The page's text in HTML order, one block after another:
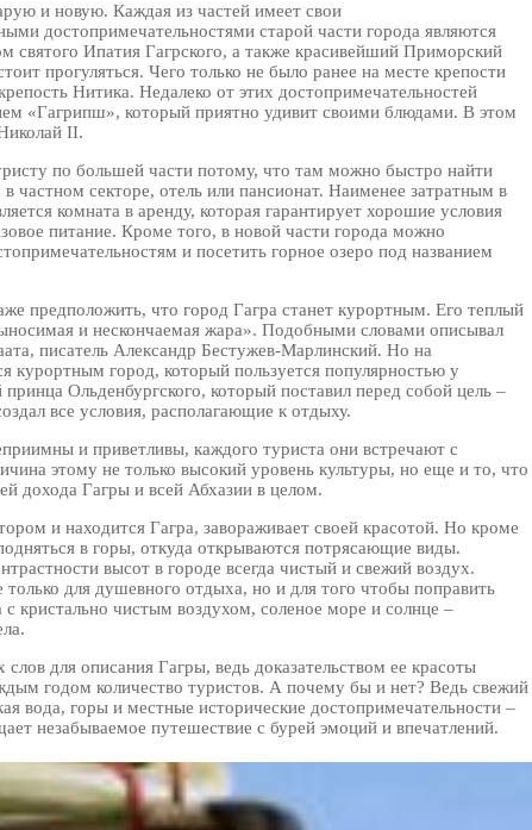
и новую. Каждая из частей имеет свои
достопримечательностями старой части города являются
святого Ипатия Гагрского, а также красивейший Приморский
прогуляться. Чего только не было ранее на месте крепости
Нитика. Недалеко от этих достопримечательностей
«Гагрипш», который приятно удивит своими блюдами. В этом
II.
по большей части потому, что там можно быстро найти
частном секторе, отель или пансионат. Наименее затратным в
комната в аренду, которая гарантирует хорошие условия
питание. Кроме того, в новой части города можно
и посетить горное озеро под названием
предположить, что город Гагра станет курортным. Его теплый
и нескончаемая жара». Подобными словами описывал
писатель Александр Бестужев-Марлинский. Но на
курортным город, который пользуется популярностью у
принца Ольденбургского, который поставил перед собой цель –
все условия, располагающие к отдыху.
и приветливы, каждого туриста они встречают с
этому не только высокий уровень культуры, но еще и то, что
дохода Гагры и всей Абхазии в целом.
и находится Гагра, завораживает своей красотой. Но кроме
в горы, откуда открываются потрясающие виды.
высот в городе всегда чистый и свежий воздух.
для душевного отдыха, но и для того чтобы поправить
кристально чистым воздухом, соленое море и солнце –
для описания Гагры, ведь доказательством ее красоты
годом количество туристов. А почему бы и нет? Ведь свежий
вода, горы и местные исторические достопримечательности –
незабываемое путешествие с бурей эмоций и впечатлений.